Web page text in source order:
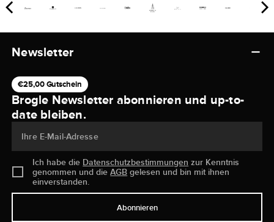
Newsletter
€25,00 Gutschein
Brogle Newsletter abonnieren und up-to-
date bleiben.
Ihre E-Mail-Adresse
Ich habe die Datenschutzbestimmungen zur Kenntnis
genommen und dieAGB gelesen und bin mit ihnen
einverstanden.
Abonnieren